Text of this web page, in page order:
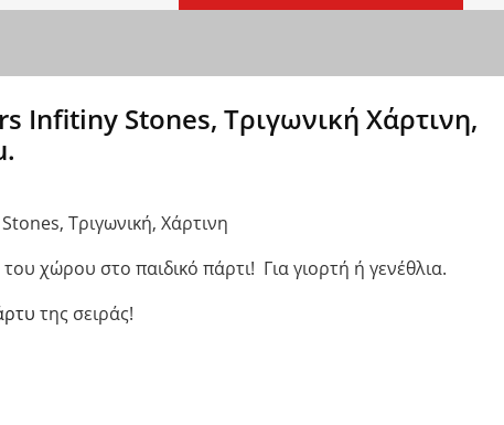
Infitiny Stones, Τριγωνική Χάρτινη,
Τριγωνική, Χάρτινη
χώρου στο παιδικό πάρτι! Για γιορτή ή γενέθλια.
της σειράς!